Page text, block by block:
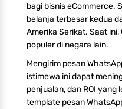
bagi bisnis eCommerce.
belanja terbesar kedua
Amerika Serikat. Saat
populer di negara lain.
Mengirim pesan
istimewa ini dapat
penjualan, dan ROI
template pesan